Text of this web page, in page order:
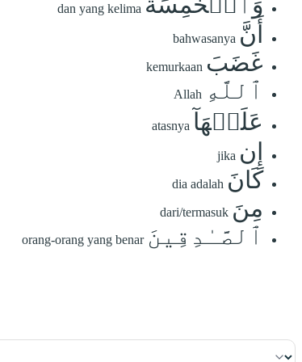
dan yang kelima
أَنَّ bahwasanya
غَضَبَ kemurkaan
ٱللَّهِ Allah
عَلَيۡهَآ atasnya
إِن jika
كَانَ dia adalah
مِنَ dari/termasuk
ٱلصَّـٰدِقِينَ orang-orang yang benar